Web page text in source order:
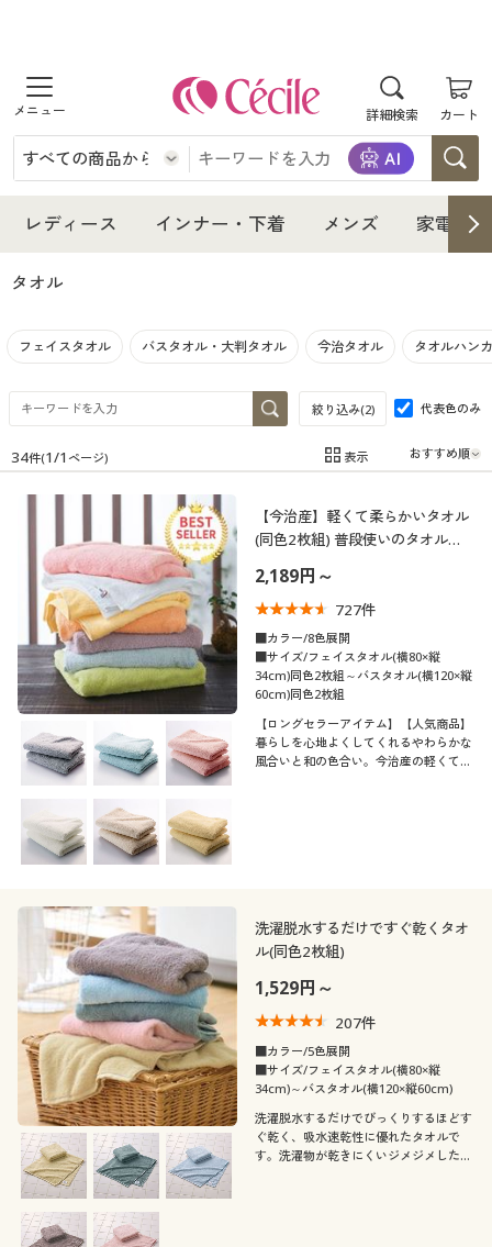
詳細検索 カート
商品を探す
レディース
レディースファッション
女性下着
インナー・下着
インナー・下着通販すべて
女性下着
メンズ下着
ジュニア・ティーンズ下着
メンズ
メンズ通販すべて
メンズファッション
メンズ下着
家電・雑貨
家電・雑貨すべて
家電
キッチン・雑貨・日用品
寝具・インテリア・家具
寝具・インテリア・家具通販すべて
寝具・ベッド
カーテン・ラグ・ファブリック
美容・健康
美容・健康通販すべて
美容・健康・サプリメント
制服・スクールすべて
制服・学生服
ジュニア・ティーンズ下着
大きいサイズ
大きいサイズ通販すべて
大きいサイズ レディース服
大きいサイズ レディース下着
大きいサイズ メンズ
バーゲン
バーゲンセール
シークレットセール
詳細検索
商品カテゴリ一覧
カタログ
カタログ・チラシからのご注文
デジタルカタログ
カタログ無料プレゼント
会員メニュー
マイページ
閲覧履歴
お気に入り
レディース インナー・下着 メンズ 家電・
タオル
フェイスタオル バスタオル・大判タオル 今治タオル タオルハン
絞り込み(2) 代表色のみ
在庫 在庫のある商品のみ表示
口コミ
(4〜4.9)
レディースサ
イズ
M L
カラー
こだわり条件
で絞り込む
柄・デザイン
無地
袖
半袖
素材
ウール
34件(1/1 ページ) 表示
【今治産】軽くて柔らかいタオル
(同色2枚組) 普段使いのタオルを
2,189円～
727件
■カラー/8色展開
■サイズ/フェイスタオル(横80×縦
34cm)同色2枚組～バスタオル(横120×縦
60cm)同色2枚組
【ロングセラーアイテム】【人気商品】
暮らしを心地よくしてくれるやわらかな
風合いと和の色合い。今治産の軽くて柔
洗濯脱水するだけですぐ乾くタオ
ル(同色2枚組)
1,529円～
207件
■カラー/5色展開
■サイズ/フェイスタオル(横80×縦
34cm)～バスタオル(横120×縦60cm)
洗濯脱水するだけでびっくりするほどす
ぐ乾く、吸水速乾性に優れたタオルで
す。洗濯物が乾きにくいジメジメした季